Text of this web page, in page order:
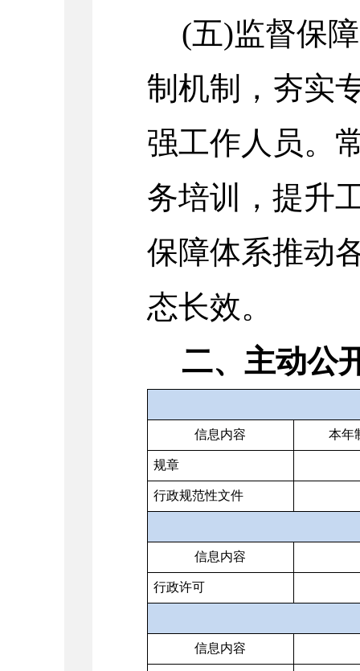
(五)监督保
制机制，夯实
强工作人员。
务培训，提升
保障体系推动
态长效。
二、主动公
信息内容 本年
规章
行政规范性文件
信息内容
行政许可
信息内容